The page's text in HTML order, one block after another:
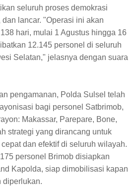
seluruh proses demokrasi
dan lancar. "Operasi ini akan
hari, mulai 1 Agustus hingga 16
12.145 personel di seluruh
Selatan," jelasnya dengan suara
pengamanan, Polda Sulsel telah
bagi personel Satbrimob,
Makassar, Parepare, Bone,
strategi yang dirancang untuk
dan efektif di seluruh wilayah.
personel Brimob disiapkan
Kapolda, siap dimobilisasi kapan
diperlukan.